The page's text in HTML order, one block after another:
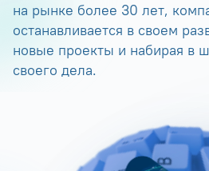
на рынке более 30 лет,
останавливается в своем
новые проекты и набирая в
своего дела.